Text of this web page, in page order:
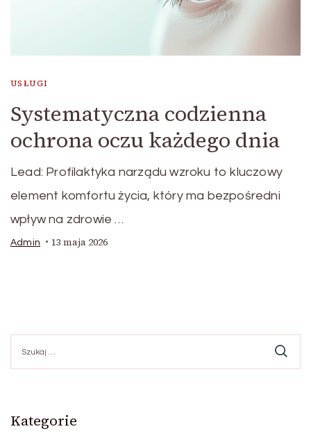
USŁUGI
Systematyczna codzienna
ochrona oczu każdego dnia
Lead: Profilaktyka narządu wzroku to kluczowy
element komfortu życia, który ma bezpośredni
wpływ na zdrowie …
Admin 13 maja 2026
Kategorie